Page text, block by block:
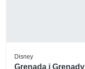
Disney
Grenada i